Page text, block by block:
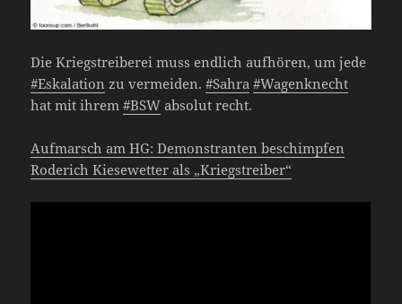
Die Kriegstreiberei muss endlich aufhören, um jede
#Eskalation zu vermeiden.#Sahra #Wagenknecht
hat mit ihrem#BSW absolut recht.
Aufmarsch am HG: Demonstranten beschimpfen
Roderich Kiesewetter als „Kriegstreiber“